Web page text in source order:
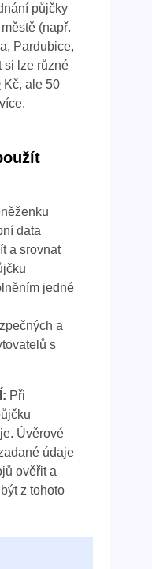
půjčky
(např.
Pardubice,
si lze různé
Kč, ale 50
data
a srovnat
jedné
a
s
Při
Úvěrové
údaje
ověřit a
z tohoto